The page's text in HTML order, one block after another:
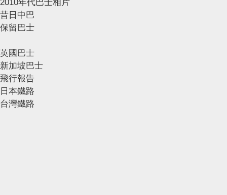
昔日中巴
保留巴士
英國巴士
新加坡巴士
飛行報告
日本鐵路
台灣鐵路